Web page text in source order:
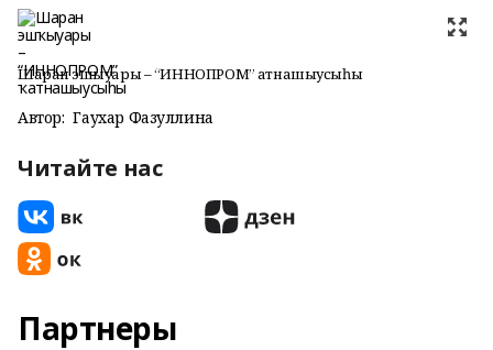
Шаран эшҡыуары – “ИННОПРОМ” ҡатнашыусыһы
Автор: Гаухар Фазуллина
Читайте нас
Партнеры